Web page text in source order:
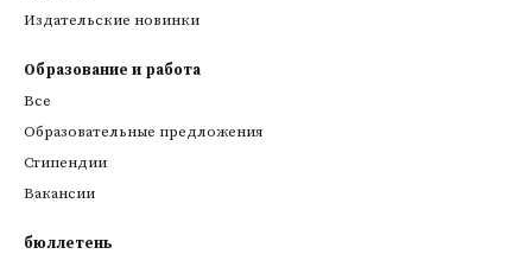
Издательские новинки
Образование и работа
Все
Образовательные предложения
Стипендии
Вакансии
бюллетень